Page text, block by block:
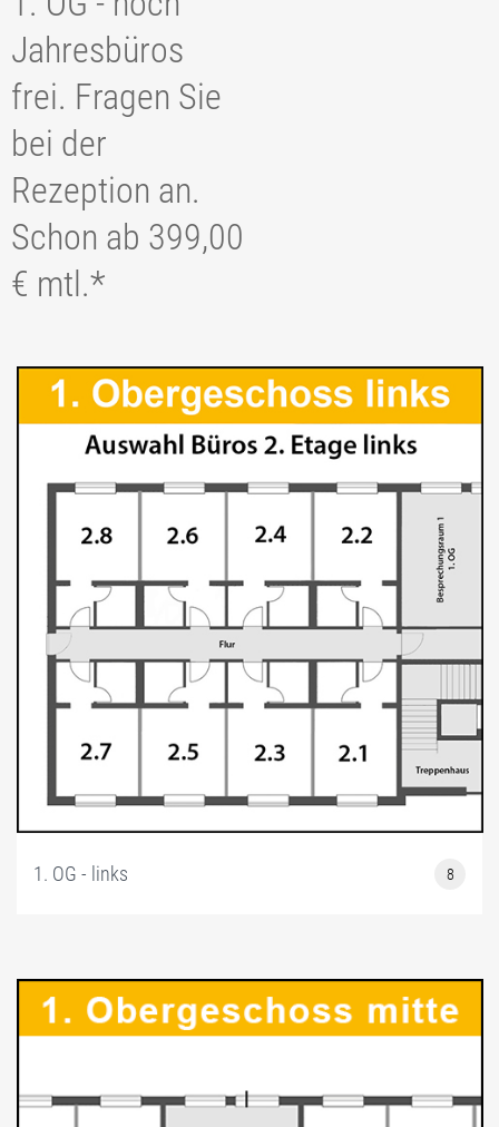
PROSPEKT
TEEKÜCHENAUSWAHL
RAUM-BUCHUNGEN
1.1 – 1.18 BÜROS EG
2.9 GROSSBÜRO, FÜR 2-20 PERS., AUCH ALS GR. K
3.9L TAGESBÜRO, FÜR 1 BIS 5 PERS. RESERVIEREN.
3.9R FLEX-OFFICE, FÜR 1 BIS 10 PERS. AUCH KONFERENZRAUM
4.1 – 4.4 BÜROS 3.OG
4.5 PENTHAUSBÜROS
BESPRECHUNGSRAUM
29/5 FLEX-FRONT-OFFICE KURZZEITBÜRO
2.18 FLEX-OFFICE
BÜROEINRICHTUNG
DAZU MIETEN
Jahresbüros
frei. Fragen Sie
bei der
Rezeption an.
Schon ab 399,00
€ mtl.*
1. OG - links 8